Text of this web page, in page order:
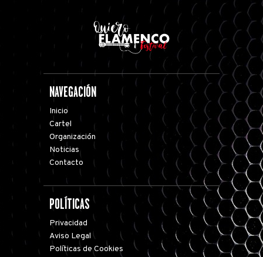
NAVEGACIÓN
Inicio
Cartel
Organización
Noticias
Contacto
POLÍTICAS
Privacidad
Aviso Legal
Políticas de Cookies